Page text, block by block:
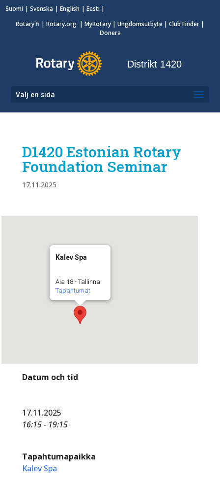
Suomi Svenska English
Eesti
Rotary.fi | Rotary.org | MyRotary | Ungdomsutbyte | Club Finder |
Donera
Distrikt 1420
Välj en sida
D1420 Estonian Rotary
Foundation Seminar
17.11.2025
Kalev Spa
Aia 18 - Tallinna
Tapahtumat
Datum och tid
17.11.2025
16:15 - 19:15
Tapahtumapaikka
Kalev Spa